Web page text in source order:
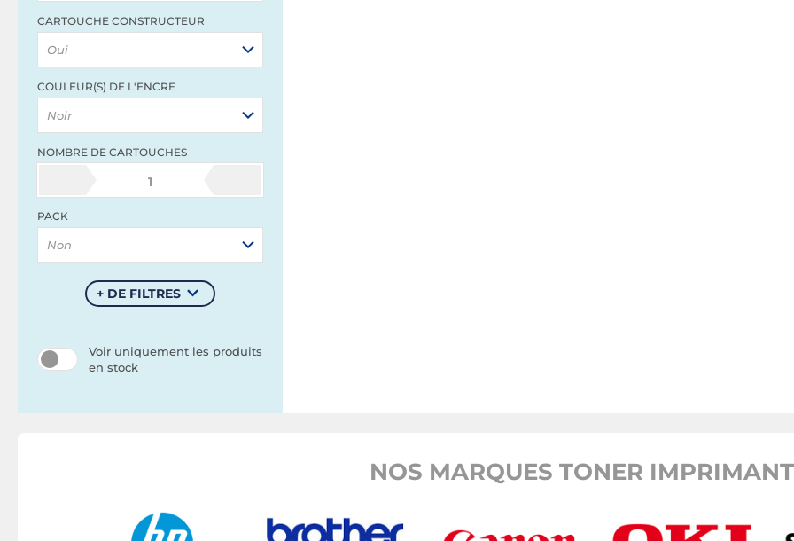
CARTOUCHE CONSTRUCTEUR
Oui
COULEUR(S) DE L'ENCRE
Noir
NOMBRE DE CARTOUCHES
1
PACK
Non
+ DE FILTRES
Voir uniquement les produits
en stock
NOS MARQUES TONER